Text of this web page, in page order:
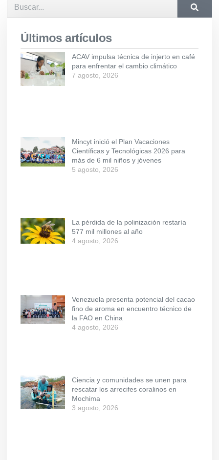
Últimos artículos
ACAV impulsa técnica de injerto en café
para enfrentar el cambio climático
7 agosto, 2026
Mincyt inició el Plan Vacaciones
Científicas y Tecnológicas 2026 para
más de 6 mil niños y jóvenes
5 agosto, 2026
La pérdida de la polinización restaría
577 mil millones al año
4 agosto, 2026
Venezuela presenta potencial del cacao
fino de aroma en encuentro técnico de
la FAO en China
4 agosto, 2026
Ciencia y comunidades se unen para
rescatar los arrecifes coralinos en
Mochima
3 agosto, 2026